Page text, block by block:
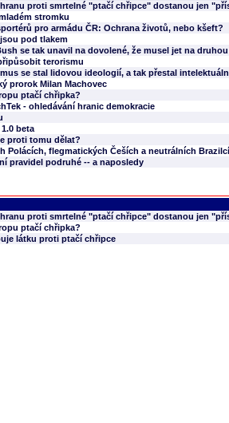
proti smrtelné "ptačí chřipce" dostanou jen
stromku
pro armádu ČR: Ochrana životů, nebo kšeft?
pod tlakem
se tak unavil na dovolené, že musel jet na
terorismu
se stal lidovou ideologií, a tak přestal
prorok Milan Machovec
ptačí chřipka?
- ohledávání hranic demokracie
beta
proti tomu dělat?
Polácích, flegmatických Češích a neutrálních
pravidel podruhé -- a naposledy
proti smrtelné "ptačí chřipce" dostanou jen
ptačí chřipka?
látku proti ptačí chřipce